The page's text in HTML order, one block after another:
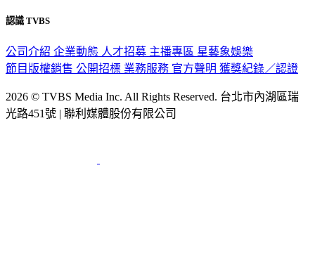
認識 TVBS
公司介紹 企業動態 人才招募 主播專區 星藝象娛樂
節目版權銷售 公開招標 業務服務 官方聲明 獲獎紀錄／認證
2026 © TVBS Media Inc. All Rights Reserved. 台北市內湖區瑞
光路451號 | 聯利媒體股份有限公司